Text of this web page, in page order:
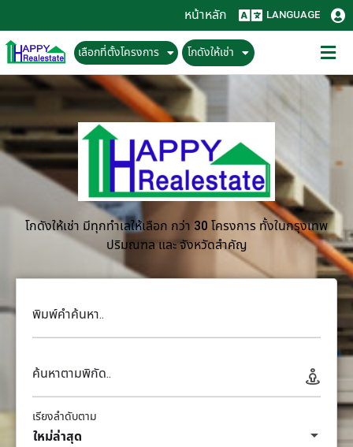
หน้าหลัก LANGUAGE
เลือกที่ตั้งโครงการ โกดังให้เช่า
โกดังให้เช่า มีทุกทำเลให้เลือก กว่า 30 โครงการ ทั้งในกรุงเทพ
ปริมณฑล และ จังหวัดสำคัญ
พิมพ์คำค้นหา..
ค้นหาตามพิกัด..
ใหม่ล่าสุด
เรียงลำดับตาม